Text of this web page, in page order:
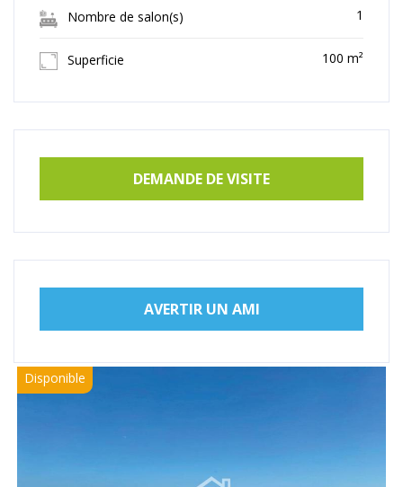
Nombre de salon(s) 1
Superficie 100 m²
DEMANDE DE VISITE
AVERTIR UN AMI
Disponible